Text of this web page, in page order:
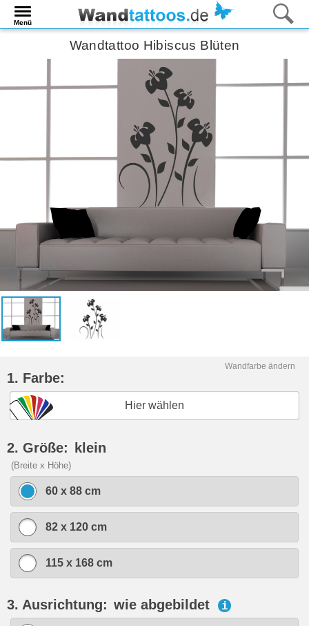
Menü
Wandtattoo Hibiscus Blüten
Wandfarbe ändern
1. Farbe:
Hier wählen
2. Größe: klein
(Breite x Höhe)
60 x 88 cm
82 x 120 cm
115 x 168 cm
3. Ausrichtung: wie abgebildet i